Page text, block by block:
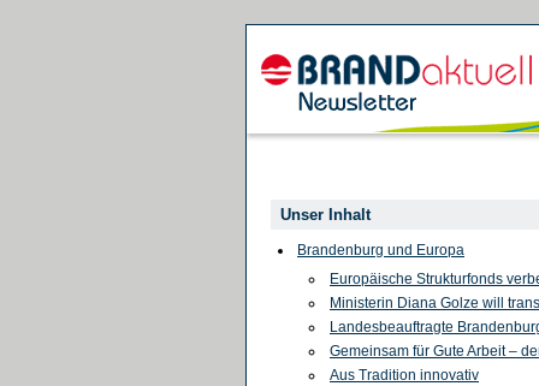
Unser Inhalt
Brandenburg und Europa
Europäische Strukturfonds
Ministerin Diana Golze will
Landesbeauftragte
Gemeinsam für Gute Arbeit –
Aus Tradition innovativ